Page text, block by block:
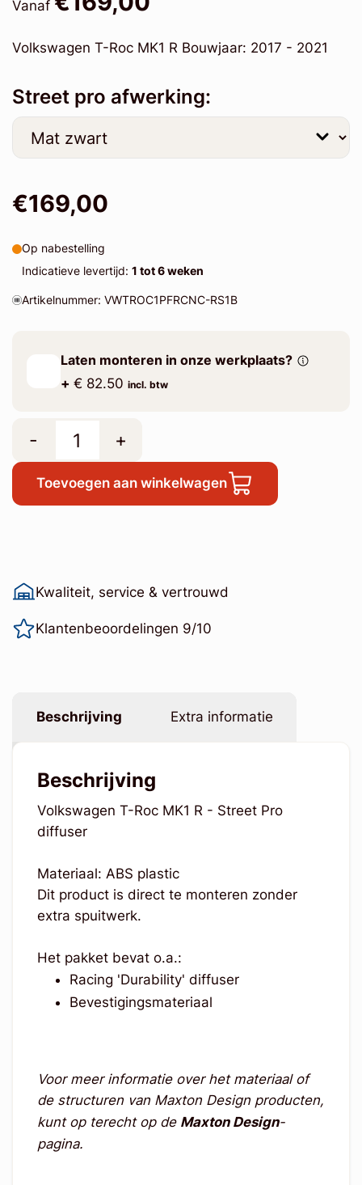
Vanaf
Volkswagen T-Roc MK1 R Bouwjaar: 2017 - 2021
Street pro afwerking:
€169,00
Op nabestelling
Indicatieve levertijd: 1 tot 6 weken
Artikelnummer: VWTROC1PFRCNC-RS1B
Laten monteren in onze werkplaats?
+ € 82.50 incl. btw
- +
Toevoegen aan winkelwagen
Kwaliteit, service & vertrouwd
Klantenbeoordelingen 9/10
Beschrijving Extra informatie
Beschrijving
Volkswagen T-Roc MK1 R - Street Pro
diffuser
Materiaal: ABS plastic
Dit product is direct te monteren zonder
extra spuitwerk.
Het pakket bevat o.a.:
Racing 'Durability' diffuser
Bevestigingsmateriaal
Voor meer informatie over het materiaal of
de structuren van Maxton Design producten,
kunt op terecht op de Maxton Design-
pagina.